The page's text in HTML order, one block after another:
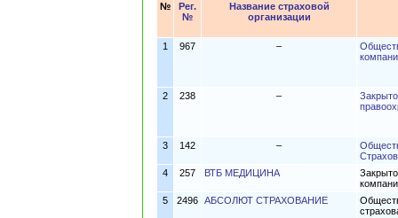
№
Рег.
№
Название страховой
организации
1 967 –
2 238 –
3 142 –
4
257 ВТБ МЕДИЦИНА
5
2496 АБСОЛЮТ СТРАХОВАНИЕ